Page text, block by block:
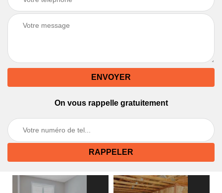
On vous rappelle gratuitement